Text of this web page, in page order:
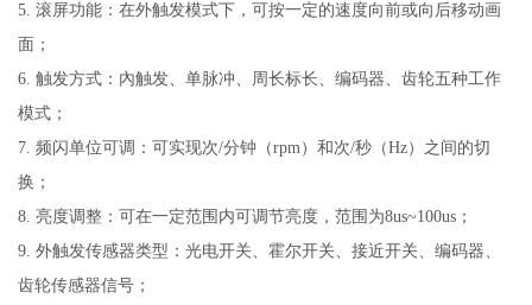
5. 滚屏功能：在外触发模式下，可按一定的速度向前或向后移动画
面；
6. 触发方式：內触发、单脉冲、周长标长、编码器、齿轮五种工作
模式；
7. 频闪单位可调：可实现次/分钟（rpm）和次/秒（Hz）之间的切
换；
8. 亮度调整：可在一定范围内可调节亮度，范围为8us~100us；
9. 外触发传感器类型：光电开关、霍尔开关、接近开关、编码器、
齿轮传感器信号；